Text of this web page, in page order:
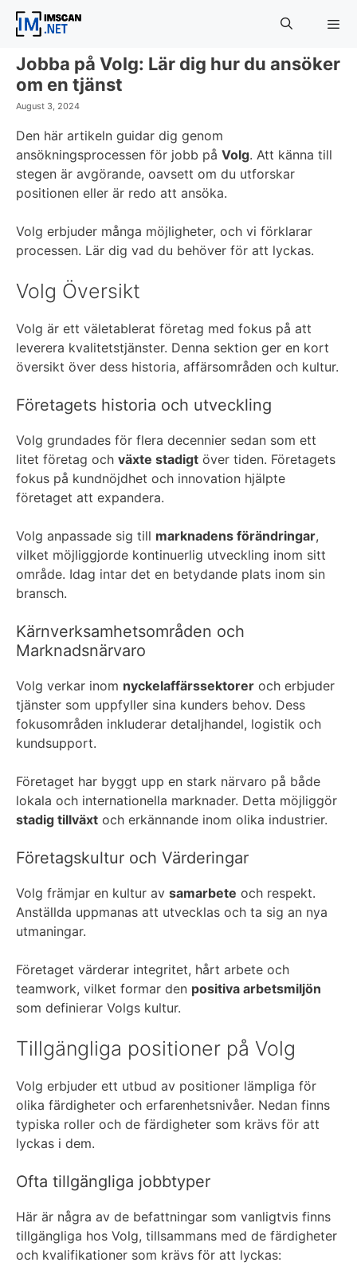
Skip
Menu
Jobba på Volg: Lär dig hur du ansöker
om en tjänst
August 3, 2024
Den här artikeln guidar dig genom
ansökningsprocessen för jobb på Volg. Att känna till
stegen är avgörande, oavsett om du utforskar
positionen eller är redo att ansöka.
Volg erbjuder många möjligheter, och vi förklarar
processen. Lär dig vad du behöver för att lyckas.
Volg Översikt
Volg är ett väletablerat företag med fokus på att
leverera kvalitetstjänster. Denna sektion ger en kort
översikt över dess historia, affärsområden och kultur.
Företagets historia och utveckling
Volg grundades för flera decennier sedan som ett
litet företag och växte stadigt över tiden. Företagets
fokus på kundnöjdhet och innovation hjälpte
företaget att expandera.
Volg anpassade sig till marknadens förändringar,
vilket möjliggjorde kontinuerlig utveckling inom sitt
område. Idag intar det en betydande plats inom sin
bransch.
Kärnverksamhetsområden och
Marknadsnärvaro
Volg verkar inom nyckelaffärssektorer och erbjuder
tjänster som uppfyller sina kunders behov. Dess
fokusområden inkluderar detaljhandel, logistik och
kundsupport.
Företaget har byggt upp en stark närvaro på både
lokala och internationella marknader. Detta möjliggör
stadig tillväxt och erkännande inom olika industrier.
Företagskultur och Värderingar
Volg främjar en kultur av samarbete och respekt.
Anställda uppmanas att utvecklas och ta sig an nya
utmaningar.
Företaget värderar integritet, hårt arbete och
teamwork, vilket formar den positiva arbetsmiljön
som definierar Volgs kultur.
Tillgängliga positioner på Volg
Volg erbjuder ett utbud av positioner lämpliga för
olika färdigheter och erfarenhetsnivåer. Nedan finns
typiska roller och de färdigheter som krävs för att
lyckas i dem.
Ofta tillgängliga jobbtyper
Här är några av de befattningar som vanligtvis finns
tillgängliga hos Volg, tillsammans med de färdigheter
och kvalifikationer som krävs för att lyckas: